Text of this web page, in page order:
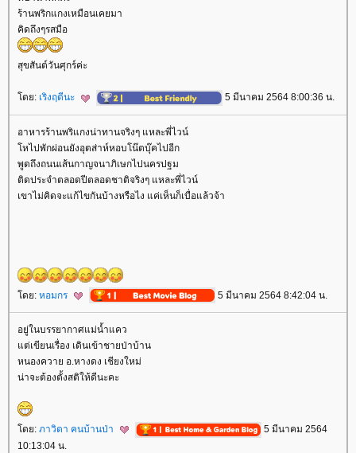
ร้านพริกแกงเหมือนเคยมา
คิดถึงๆรสมือ
สุขสันต์วันศุกร์ค่ะ
ดย: เริงฤดีนะ 5 มีนาคม 2564 8:00:36 น.
อาหารร้านพริแกงน่าทานจริงๆ แหละพี่ไวน์
หไปพักผ่อนยังอุตส่าห์หอบโน๊ตบุ๊คไปอีก
พูดถึงถนนเส้นกาญจนาภิเษกไปนครปฐม
ติดประจำตลอดปีตลอดชาติจริงๆ แหละพี่ไวน์
เขาไม่คิดจะแก้ไขกันบ้างหรือไง แค่เห็นก็เบื่อแล้วจ้า
ดย: หอมกร 5 มีนาคม 2564 8:42:04 น.
อยู่ในบรรยากาศแม่น้ำแคว
ต่เขียนเรื่อง เดินเข้าชายป่าบ้าน
หนองควาย อ.หางดง เชียงใหม่
น่าจะต้องตั้งสติให้ดีนะคะ
ดย: ภาวิดา คนบ้านป่า
5 มีนาคม 2564
10:13:04 น.